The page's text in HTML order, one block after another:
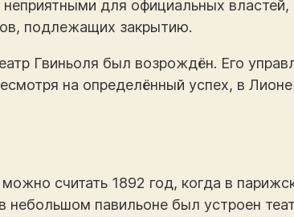
для официальных
подлежащих закрытию.
Гвиньоля был возрождён. Его
на определённый успех, в
считать 1892 год, когда в
павильоне был устроен